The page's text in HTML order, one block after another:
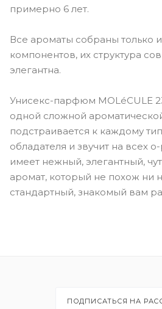
примерно 6 лет.
Все ароматы собраны только
компонентов, их структура
элегантна.
Унисекс-парфюм MOLéCULE
одной сложной
подстраивается к каждому
обладателя и звучит на всех
имеет нежный, элегантный,
аромат, который не похож ни
стандартный, знакомый вам
ПОДПИСАТЬСЯ НА